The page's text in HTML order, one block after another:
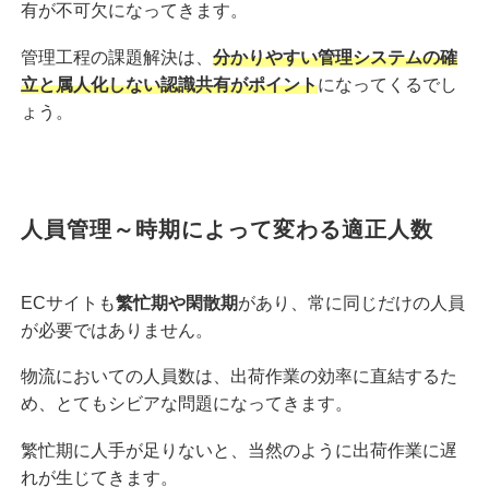
有が不可欠になってきます。
管理工程の課題解決は、 分かりやすい管理システムの確
立と属人化しない認識共有がポイントになってくるでし
ょう。
人員管理～時期によって変わる適正人数
ECサイトも繁忙期や閑散期があり、常に同じだけの人員
が必要ではありません。
物流においての人員数は、出荷作業の効率に直結するた
め、とてもシビアな問題になってきます。
繁忙期に人手が足りないと、当然のように出荷作業に遅
れが生じてきます。